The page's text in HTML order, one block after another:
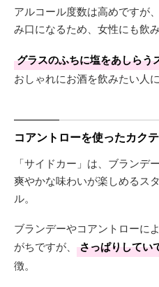
アルコール度数は高めですが
み口になるため、女性にも飲
グラスのふちに塩をあしらう
おしゃれにお酒を飲みたい人
コアントローを使ったカク
「サイドカー」は、ブランデ
爽やかな味わいが楽しめるス
ル。
ブランデーやコアントローに
がちですが、
さっぱりしてい
徴。